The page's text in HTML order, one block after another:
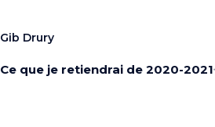
Gib Drury
Ce que je retiendrai de 2020-2021